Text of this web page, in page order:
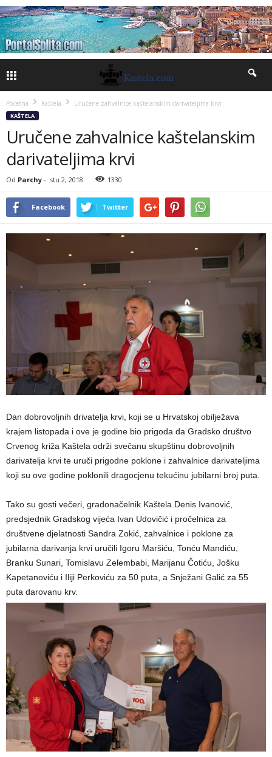
Početna Kaštela Uručene zahvalnice kaštelanskim darivateljima krvi
KAŠTELA
Uručene zahvalnice kaštelanskim
darivateljima krvi
Od Parchy - stu 2, 2018 1330
Facebook Twitter
Dan dobrovoljnih drivatelja krvi, koji se u Hrvatskoj obilježava
krajem listopada i ove je godine bio prigoda da Gradsko društvo
Crvenog križa Kaštela održi svečanu skupštinu dobrovoljnih
darivatelja krvi te uruči prigodne poklone i zahvalnice darivateljima
koji su ove godine poklonili dragocjenu tekućinu jubilarni broj puta.
Tako su gosti večeri, gradonačelnik Kaštela Denis Ivanović,
predsjednik Gradskog vijeća Ivan Udovičić i pročelnica za
društvene djelatnosti Sandra Zokić, zahvalnice i poklone za
jubilarna darivanja krvi uručili Igoru Maršiću, Tonću Mandiću,
Branku Sunari, Tomislavu Zelembabi, Marijanu Čotiću, Jošku
Kapetanoviću i Iliji Perkoviću za 50 puta, a Snježani Galić za 55
puta darovanu krv.